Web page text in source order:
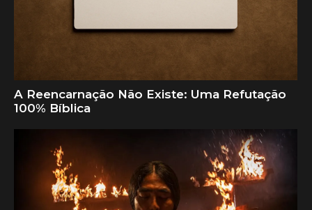
A Reencarnação Não Existe: Uma Refutação
100% Bíblica